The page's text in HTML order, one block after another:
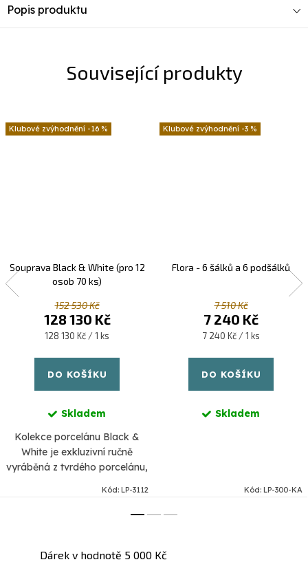
Popis produktu
Související produkty
-16 %
Souprava Black & White (pro 12
osob 70 ks)
152 530 Kč
128 130 Kč
Měrná
128 130 Kč / 1 ks
DO KOŠÍKU
Skladem
Kolekce porcelánu Black &
White je exkluzivní ručně
vyráběná z tvrdého porcelánu,
Kód: LP-3112
-3 %
Flora - 6 šálků a 6 podšálků
7 510 Kč
7 240 Kč
Měrná
7 240 Kč / 1 ks
DO KOŠÍKU
Skladem
Kód: LP-300-KA
Dárek v hodnotě 5 000 Kč